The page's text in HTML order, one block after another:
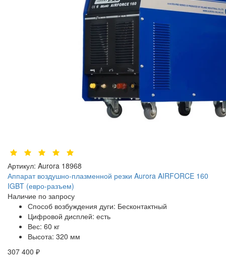
Артикул: Aurora 18968
Аппарат воздушно-плазменной резки Aurora AIRFORCE 160
IGBT (евро-разъем)
Наличие по запросу
Способ возбуждения дуги: Бесконтактный
Цифровой дисплей: есть
Вес: 60 кг
Высота: 320 мм
307 400 ₽